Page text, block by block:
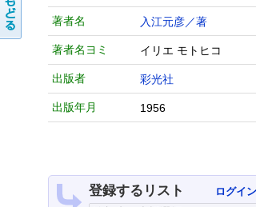
著者名 入江元彦／著
著者名ヨミ イリエ モトヒコ
出版者 彩光社
出版年月 1956
登録するリスト ログイン